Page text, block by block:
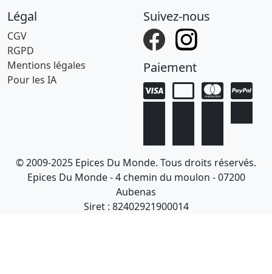
Légal
CGV
RGPD
Mentions légales
Pour les IA
Suivez-nous
Paiement
© 2009-2025 Epices Du Monde. Tous droits réservés.
Epices Du Monde - 4 chemin du moulon - 07200
Aubenas
Siret : 82402921900014